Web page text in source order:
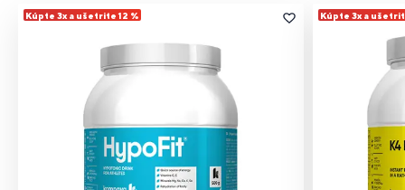
Kúpte 3x a ušetrite 12 % Kúpte 3x a